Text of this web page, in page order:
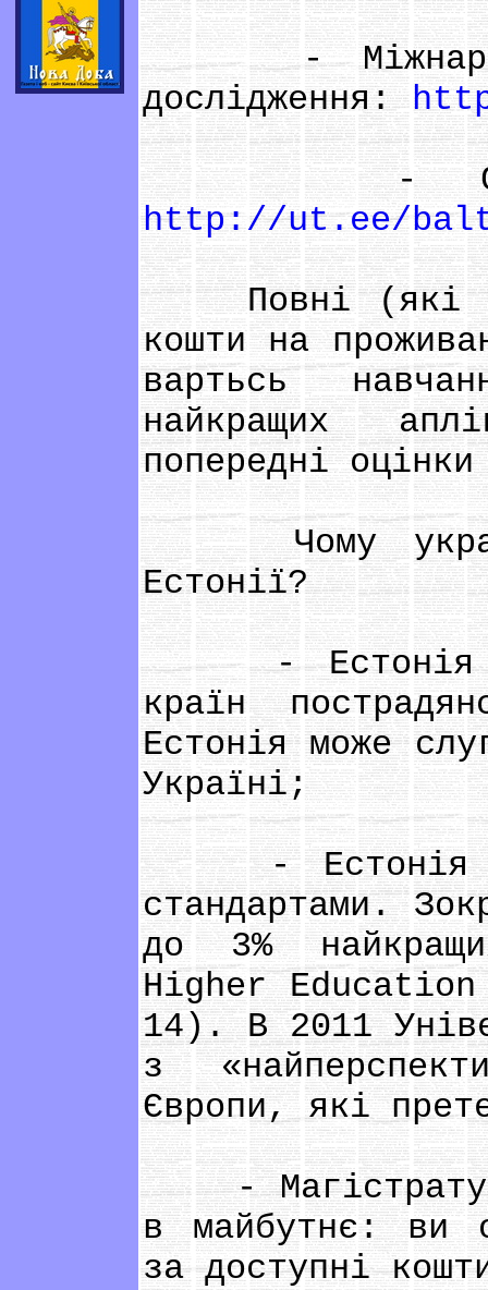
- Міжнародні
дослідження:
- Студії
http://ut.ee/
Повні (які
кошти на
вартьсь
найкращих
попередні
Чому
Естонії?
- Естонія –
країн
Естонія може
Україні;
- Естонія –
стандартами.
до 3%
Higher
14). В 2011
з
Європи, які
-
в майбутнє: ви
за доступні